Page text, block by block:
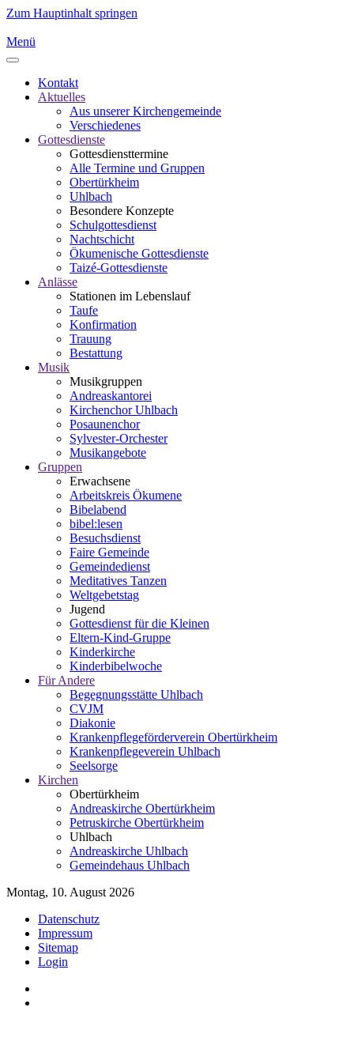
Zum Hauptinhalt springen
Menü
Kontakt
Aktuelles
Aus unserer Kirchengemeinde
Verschiedenes
Gottesdienste
Gottesdiensttermine
Alle Termine und Gruppen
Obertürkheim
Uhlbach
Besondere Konzepte
Schulgottesdienst
Nachtschicht
Ökumenische Gottesdienste
Taizé-Gottesdienste
Anlässe
Stationen im Lebenslauf
Taufe
Konfirmation
Trauung
Bestattung
Musik
Musikgruppen
Andreaskantorei
Kirchenchor Uhlbach
Posaunenchor
Sylvester-Orchester
Musikangebote
Gruppen
Erwachsene
Arbeitskreis Ökumene
Bibelabend
bibel:lesen
Besuchsdienst
Faire Gemeinde
Gemeindedienst
Meditatives Tanzen
Weltgebetstag
Jugend
Gottesdienst für die Kleinen
Eltern-Kind-Gruppe
Kinderkirche
Kinderbibelwoche
Für Andere
Begegnungsstätte Uhlbach
CVJM
Diakonie
Krankenpflegeförderverein Obertürkheim
Krankenpflegeverein Uhlbach
Seelsorge
Kirchen
Obertürkheim
Andreaskirche Obertürkheim
Petruskirche Obertürkheim
Uhlbach
Andreaskirche Uhlbach
Gemeindehaus Uhlbach
Montag, 10. August 2026
Datenschutz
Impressum
Sitemap
Login